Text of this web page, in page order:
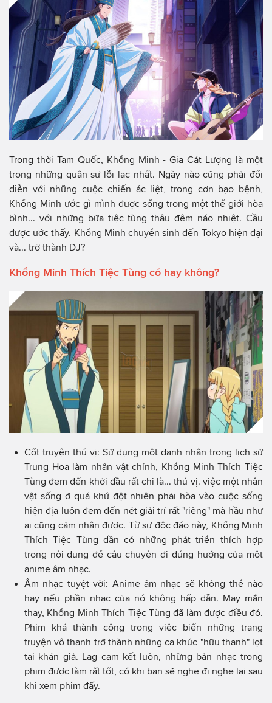
Trong thời Tam Quốc, Khổng Minh - Gia Cát Lượng là một
trong những quân sư lỗi lạc nhất. Ngày nào cũng phải đối
diễn với những cuộc chiến ác liệt, trong cơn bạo bệnh,
Khổng Minh ước gì mình được sống trong một thế giới hòa
bình... với những bữa tiệc tùng thâu đêm náo nhiệt. Cầu
được ước thấy. Khổng Minh chuyển sinh đến Tokyo hiện đại
và... trở thành DJ?
Khổng Minh Thích Tiệc Tùng có hay không?
Cốt truyện thú vị: Sử dụng một danh nhân trong lịch sử
Trung Hoa làm nhân vật chính, Khổng Minh Thích Tiệc
Tùng đem đến khởi đầu rất chi là... thú vị. việc một nhân
vật sống ở quá khứ đột nhiên phải hòa vào cuộc sống
hiện địa luôn đem đến nét giải trí rất "riêng" mà hầu như
ai cũng cảm nhận được. Từ sự độc đáo này, Khổng Minh
Thích Tiệc Tùng dần có những phát triển thích hợp
trong nội dung để câu chuyện đi đúng hướng của một
anime âm nhạc.
Âm nhạc tuyệt vời: Anime âm nhạc sẽ không thể nào
hay nếu phần nhạc của nó không hấp dẫn. May mắn
thay, Khổng Minh Thích Tiệc Tùng đã làm được điều đó.
Phim khá thành công trong việc biến những trang
truyện vô thanh trở thành những ca khúc "hữu thanh" lọt
tai khán giả. Lag cam kết luôn, những bản nhạc trong
phim được làm rất tốt, có khi bạn sẽ nghe đi nghe lại sau
khi xem phim đấy.